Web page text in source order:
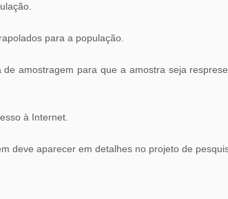
para a população.
amostragem para que a amostra seja
à Internet.
deve aparecer em detalhes no projeto de